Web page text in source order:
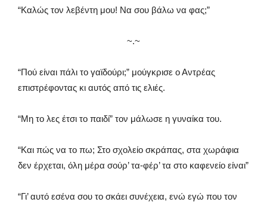
“Καλώς τον λεβέντη μου! Να σου βάλω να φας;”
~.~
“Πού είναι πάλι το γαϊδούρι;” μούγκρισε ο Αντρέας
επιστρέφοντας κι αυτός από τις ελιές.
“Μη το λες έτσι το παιδί” τον μάλωσε η γυναίκα του.
“Και πώς να το πω; Στο σχολείο σκράπας, στα χωράφια
δεν έρχεται, όλη μέρα σούρ’ τα-φέρ’ τα στο καφενείο είναι”
“Γι’ αυτό εσένα σου το σκάει συνέχεια, ενώ εγώ που τον